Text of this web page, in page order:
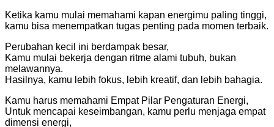
Ketika kamu mulai memahami kapan energimu paling tinggi,
kamu bisa menempatkan tugas penting pada momen terbaik.
Perubahan kecil ini berdampak besar,
Kamu mulai bekerja dengan ritme alami tubuh, bukan
melawannya.
Hasilnya, kamu lebih fokus, lebih kreatif, dan lebih bahagia.
Kamu harus memahami Empat Pilar Pengaturan Energi,
Untuk mencapai keseimbangan, kamu perlu menjaga empat
dimensi energi,